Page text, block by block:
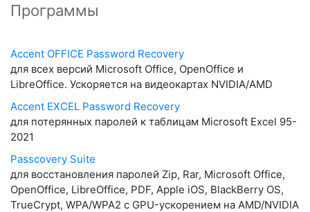
Программы
Accent OFFICE Password Recovery
для всех версий Microsoft Office, OpenOffice и
LibreOffice. Ускоряется на видеокартах NVIDIA/AMD
Accent EXCEL Password Recovery
для потерянных паролей к таблицам Microsoft Excel 95-
2021
Passcovery Suite
для восстановления паролей Zip, Rar, Microsoft Office,
OpenOffice, LibreOffice, PDF, Apple iOS, BlackBerry OS,
TrueCrypt, WPA/WPA2 с GPU-ускорением на AMD/NVIDIA